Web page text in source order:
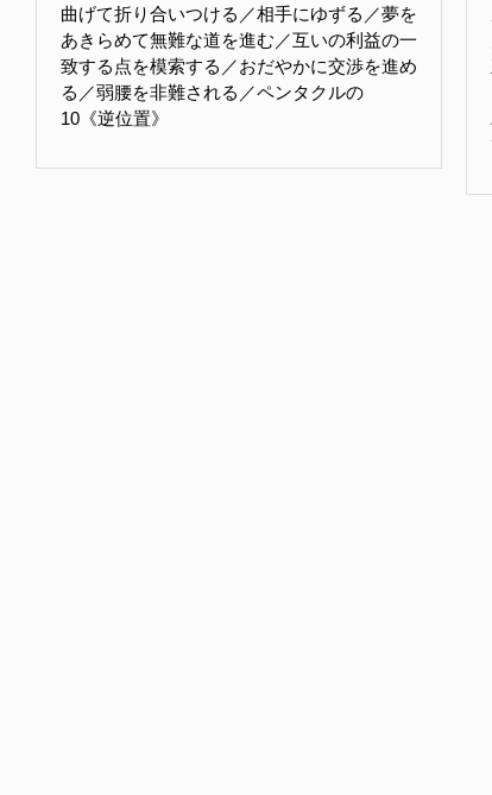
曲げて折り合いつける／相手にゆずる／夢を
あきらめて無難な道を進む／互いの利益の一
致する点を模索する／おだやかに交渉を進め
る／弱腰を非難される／ペンタクルの
10《逆位置》